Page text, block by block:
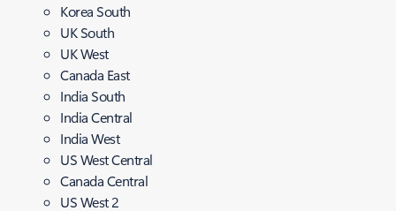
Korea South
UK South
UK West
Canada East
India South
India Central
India West
US West Central
Canada Central
US West 2